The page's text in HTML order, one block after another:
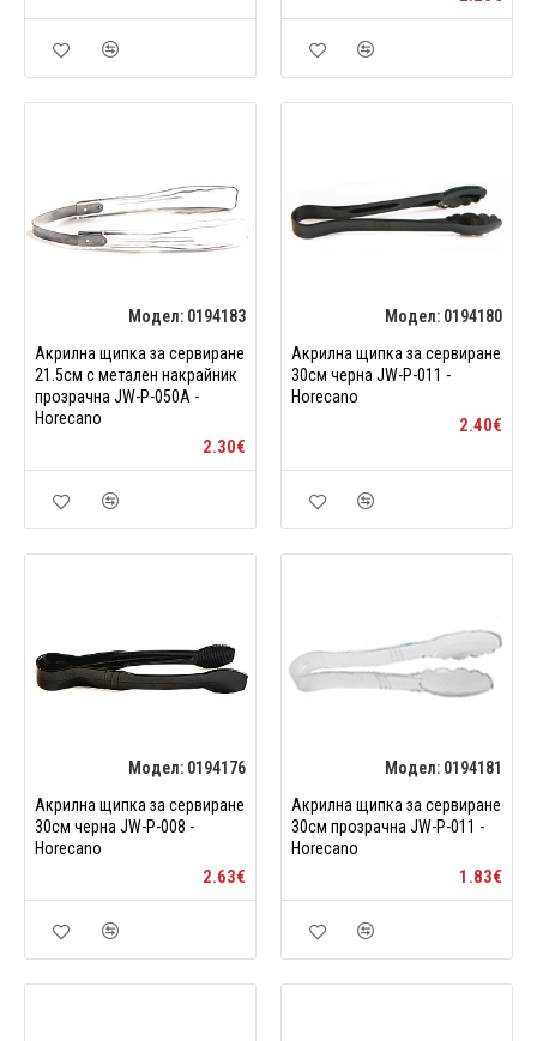
Модел: 0194183
Акрилна щипка за сервиране
21.5см с метален накрайник
прозрачна JW-P-050A -
Horecano
2.30€
Модел: 0194180
Акрилна щипка за сервиране
30см черна JW-P-011 -
Horecano
2.40€
Модел: 0194176
Акрилна щипка за сервиране
30см черна JW-P-008 -
Horecano
2.63€
Модел: 0194181
Акрилна щипка за сервиране
30см прозрачна JW-P-011 -
Horecano
1.83€